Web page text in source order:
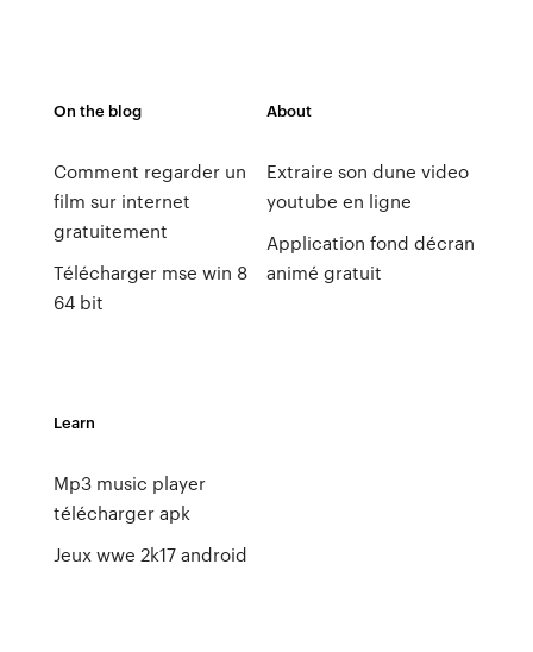
On the blog
Comment regarder un
film sur internet
gratuitement
Télécharger mse win 8
64 bit
About
Extraire son dune video
youtube en ligne
Application fond décran
animé gratuit
Learn
Mp3 music player
télécharger apk
Jeux wwe 2k17 android